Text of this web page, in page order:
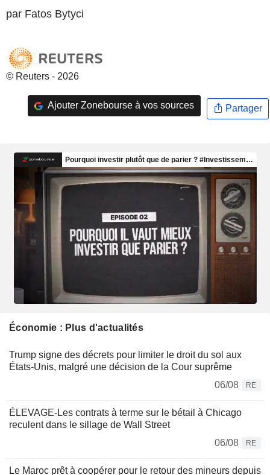
par Fatos Bytyci
© Reuters - 2026
Ajouter Zonebourse à vos sources Partager
Économie : Plus d'actualités
Trump signe des décrets pour limiter le droit du sol aux
États-Unis, malgré une décision de la Cour suprême
06/08
RE
ÉLEVAGE-Les contrats à terme sur le bétail à Chicago
reculent dans le sillage de Wall Street
06/08
RE
Le Maroc prêt à coopérer pour le retour des mineurs depuis